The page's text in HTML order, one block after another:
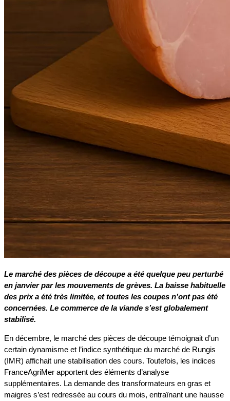
Le marché des pièces de découpe a été quelque peu perturbé
en janvier par les mouvements de grèves. La baisse habituelle
des prix a été très limitée, et toutes les coupes n’ont pas été
concernées. Le commerce de la viande s’est globalement
stabilisé.
En décembre, le marché des pièces de découpe témoignait d’un
certain dynamisme et l’indice synthétique du marché de Rungis
(IMR) affichait une stabilisation des cours. Toutefois, les indices
FranceAgriMer apportent des éléments d’analyse
supplémentaires. La demande des transformateurs en gras et
maigres s’est redressée au cours du mois, entraînant une hausse